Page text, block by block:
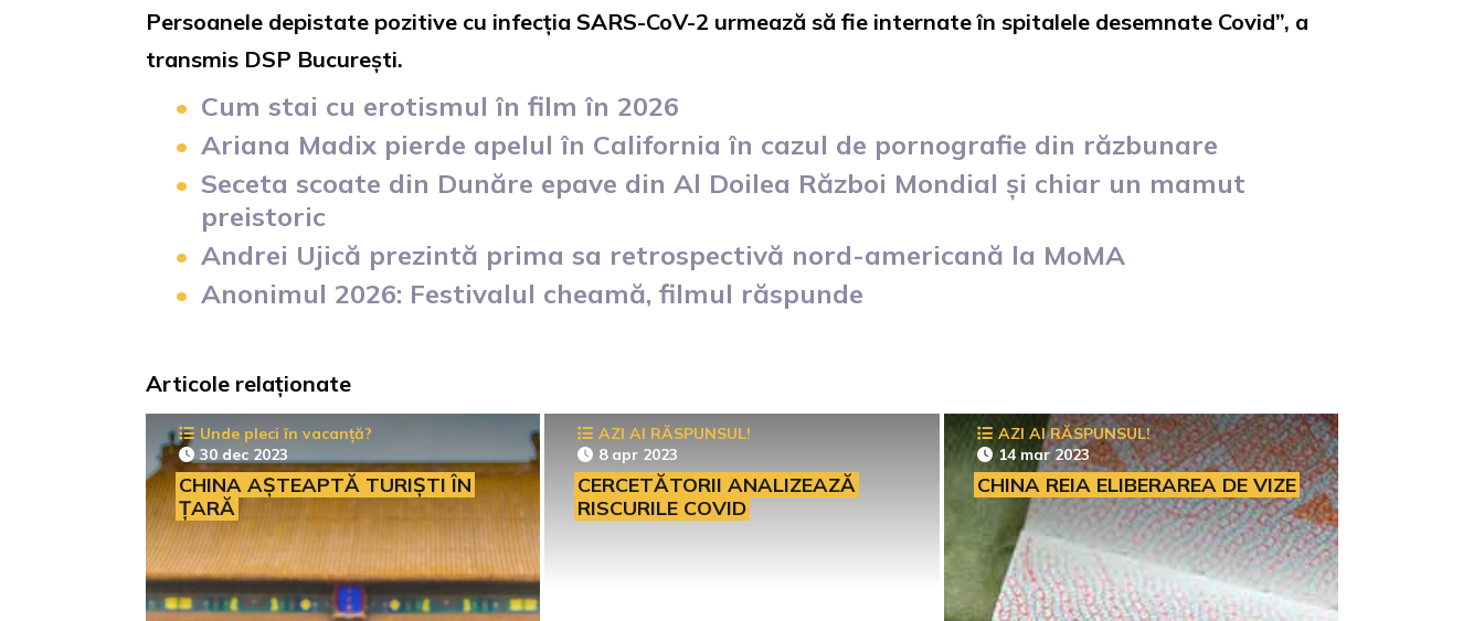
Persoanele depistate pozitive cu infecția SARS-CoV-2 urmează să fie internate în spitalele desemnate Covid”, a
transmis DSP București.
Cum stai cu erotismul în film în 2026
Ariana Madix pierde apelul în California în cazul de pornografie din răzbunare
Seceta scoate din Dunăre epave din Al Doilea Război Mondial și chiar un mamut
preistoric
Andrei Ujică prezintă prima sa retrospectivă nord-americană la MoMA
Anonimul 2026: Festivalul cheamă, filmul răspunde
Articole relaționate
Unde pleci în vacanță?
30 dec 2023
CHINA AȘTEAPTĂ TURIȘTI ÎN
ȚARĂ
AZI AI RĂSPUNSUL!
8 apr 2023
CERCETĂTORII ANALIZEAZĂ
RISCURILE COVID
AZI AI RĂSPUNSUL!
14 mar 2023
CHINA REIA ELIBERAREA DE VIZE